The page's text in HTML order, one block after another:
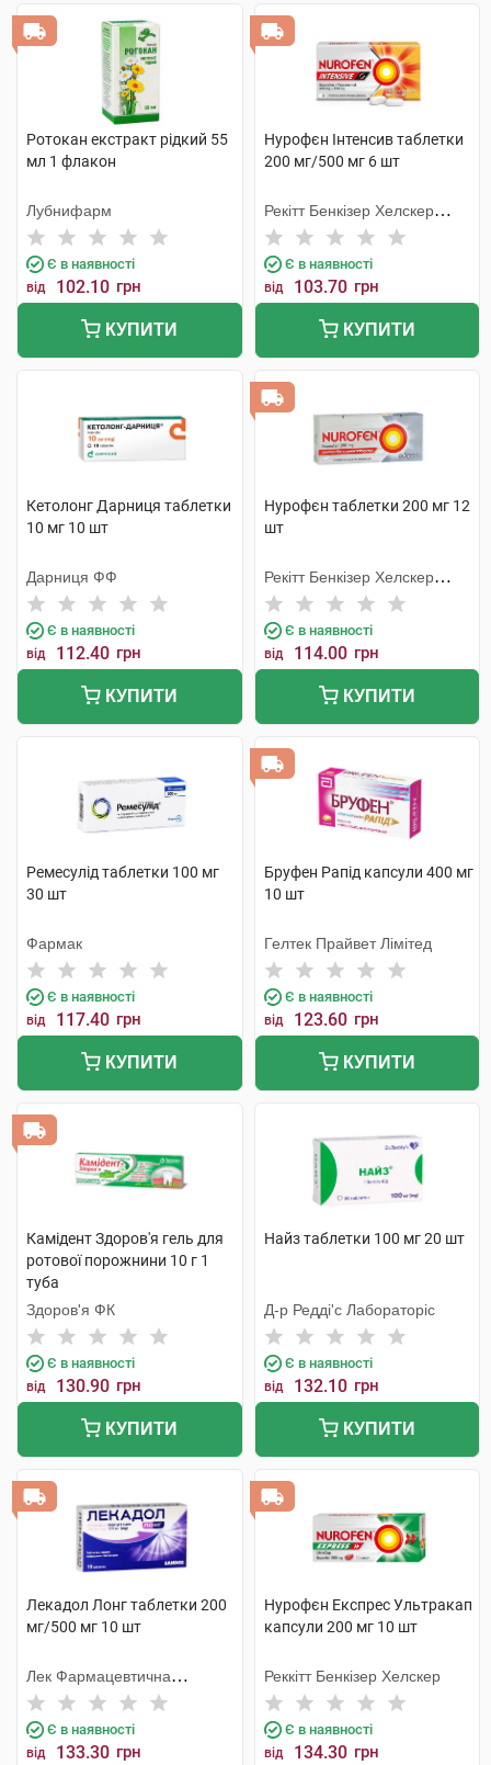
Ротокан екстракт рідкий 55
мл 1 флакон
Лубнифарм
Є в наявності
від 102.10 грн
КУПИТИ
Нурофєн Інтенсив таблетки
200 мг/500 мг 6 шт
Рекітт Бенкізер Хелскер
Інтернешнл
Є в наявності
від 103.70 грн
КУПИТИ
Кетолонг Дарниця таблетки
10 мг 10 шт
Дарниця ФФ
Є в наявності
від 112.40 грн
КУПИТИ
Нурофєн таблетки 200 мг 12
шт
Рекітт Бенкізер Хелскер
Інтернешнл
Є в наявності
від 114.00 грн
КУПИТИ
Ремесулід таблетки 100 мг
30 шт
Фармак
Є в наявності
від 117.40 грн
КУПИТИ
Бруфен Рапід капсули 400 мг
10 шт
Гелтек Прайвет Лімітед
Є в наявності
від 123.60 грн
КУПИТИ
Камідент Здоров'я гель для
ротової порожнини 10 г 1
туба
Здоров'я ФК
Є в наявності
від 130.90 грн
КУПИТИ
Найз таблетки 100 мг 20 шт
Д-р Редді'с Лабораторіс
Є в наявності
від 132.10 грн
КУПИТИ
Лекадол Лонг таблетки 200
мг/500 мг 10 шт
Лек Фармацевтична
компанія
Є в наявності
від 133.30 грн
Нурофєн Експрес Ультракап
капсули 200 мг 10 шт
Реккітт Бенкізер Хелскер
Є в наявності
від 134.30 грн